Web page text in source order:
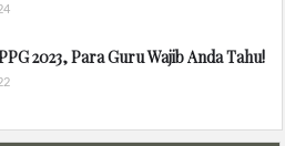
2023, Para Guru Wajib Anda Tahu!